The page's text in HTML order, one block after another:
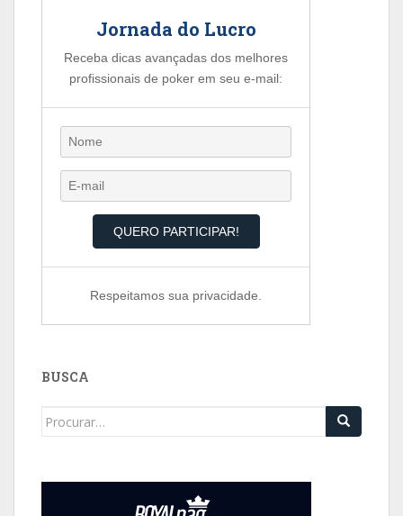
Jornada do Lucro
Receba dicas avançadas dos melhores
profissionais de poker em seu e-mail:
Respeitamos sua privacidade.
BUSCA
Search